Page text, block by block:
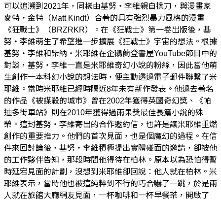
可以追溯到2021年，同樣由基努‧李維親自操刀，與漫畫家
麥特‧金特（Matt Kindt）合著的具有強烈暴力風格的漫畫
《狂戰士》（BRZRKR）。在《狂戰士》第一卷出版後，基
努‧李維萌生了希望進一步擴展《狂戰士》宇宙的想法。根據
基努‧李維和柴納‧米耶維在企鵝蘭登書屋YouTube節目中的
對談，基努‧李維一直是米耶維奇幻小說的粉絲，因此當他萌
生創作一本科幻小說的想法時，便主動透過電子郵件聯繫了米
耶維。當時米耶維已經時隔近8年未有新作發表。他過去著名
的作品《被謀殺的城市》曾在2002年獲得英國奇幻獎、《帕
迪多街車站》則在2010年獲得過雨果獎最佳長篇小說的殊
榮。這封基努‧李維寄出的合作邀約信，也許是讓米耶維重燃
創作的重要推力。他們的首次見面，也是個魔幻的過程。在信
件來回討論後，基努‧李維積極提出實體碰面的邀請，卻被他
的工作夥伴告知，那段時間他得待在柏林。原本以為恐怕得暫
時延宕見面的計劃，沒想到米耶維卻回說：他人就在柏林。米
耶維表示，當時他也被這純粹到不行的巧合嚇了一跳，於是兩
人就在旅館大廳網友見面，一杯咖啡和一杯早餐茶，開啟了